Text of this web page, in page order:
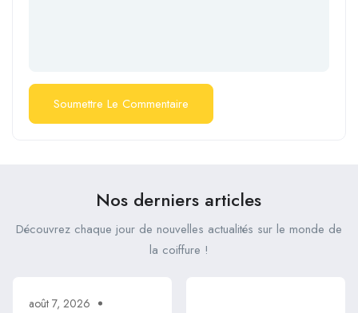
Nos derniers articles
Découvrez chaque jour de nouvelles actualités sur le monde de
la coiffure !
août 7, 2026